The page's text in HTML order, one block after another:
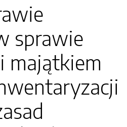
sprawie
majątkiem